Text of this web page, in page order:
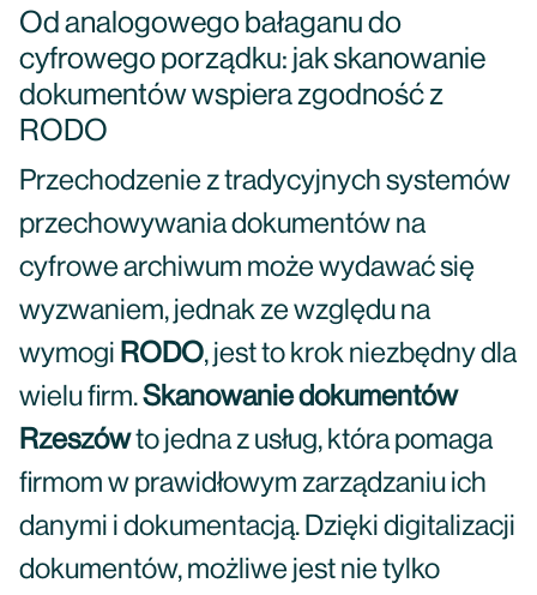
Od analogowego bałaganu do
cyfrowego porządku: jak skanowanie
dokumentów wspiera zgodność z
RODO
Przechodzenie z tradycyjnych systemów
przechowywania dokumentów na
cyfrowe archiwum może wydawać się
wyzwaniem, jednak ze względu na
wymogi RODO, jest to krok niezbędny dla
wielu firm.Skanowanie dokumentów
Rzeszówto jedna z usług, która pomaga
firmom w prawidłowym zarządzaniu ich
danymi i dokumentacją. Dzięki digitalizacji
dokumentów, możliwe jest nie tylko